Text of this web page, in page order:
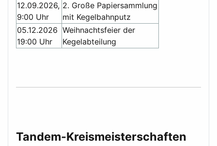
12.09.2026,
9:00 Uhr
2. Große Papiersammlung
mit Kegelbahnputz
05.12.2026
19:00 Uhr
Weihnachtsfeier der
Kegelabteilung
Tandem-Kreismeisterschaften